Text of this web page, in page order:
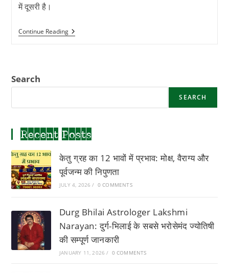
में दूसरी है।
Continue Readingवृषभ
राशि-
Search
SEARCH
Recent Posts
केतु ग्रह का 12 भावों में प्रभाव: मोक्ष, वैराग्य और
पूर्वजन्म की निपुणता
JULY 4, 2026 / 0 COMMENTS
Durg Bhilai Astrologer Lakshmi
Narayan: दुर्ग-भिलाई के सबसे भरोसेमंद ज्योतिषी
की सम्पूर्ण जानकारी
JANUARY 11, 2026 / 0 COMMENTS